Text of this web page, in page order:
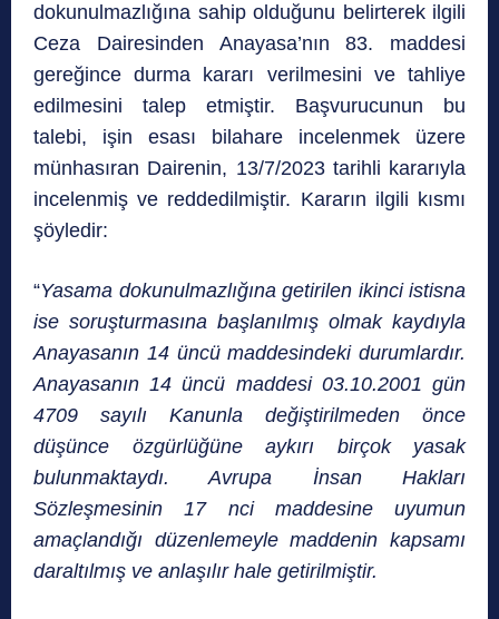
dokunulmazlığına sahip olduğunu belirterek ilgili
Ceza Dairesinden Anayasa’nın 83. maddesi
gereğince durma kararı verilmesini ve tahliye
edilmesini talep etmiştir. Başvurucunun bu
talebi, işin esası bilahare incelenmek üzere
münhasıran Dairenin, 13/7/2023 tarihli kararıyla
incelenmiş ve reddedilmiştir. Kararın ilgili kısmı
şöyledir:
“Yasama dokunulmazlığına getirilen ikinci istisna
ise soruşturmasına başlanılmış olmak kaydıyla
Anayasanın 14 üncü maddesindeki durumlardır.
Anayasanın 14 üncü maddesi 03.10.2001 gün
4709 sayılı Kanunla değiştirilmeden önce
düşünce özgürlüğüne aykırı birçok yasak
bulunmaktaydı. Avrupa İnsan Hakları
Sözleşmesinin 17 nci maddesine uyumun
amaçlandığı düzenlemeyle maddenin kapsamı
daraltılmış ve anlaşılır hale getirilmiştir.